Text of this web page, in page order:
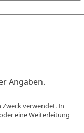
Angaben.
verwendet. In
eine Weiterleitung